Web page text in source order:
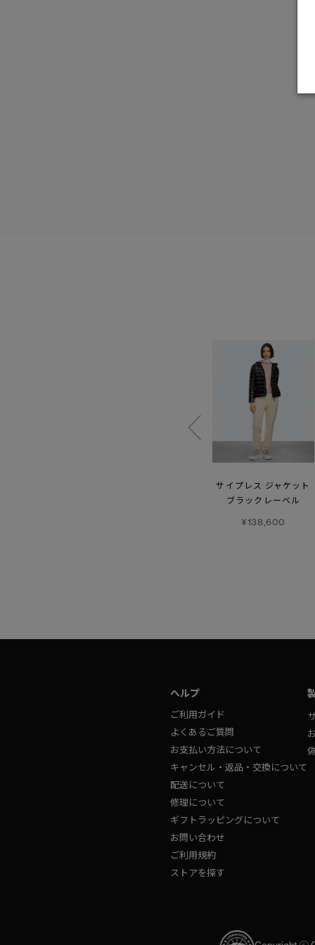
サイプレス ジャケット
ブラックレーベル
¥138,600
ヘルプ
ご利用ガイド
よくあるご質問
お支払い方法について
キャンセル・返品・交換について
配送について
修理について
ギフトラッピングについて
お問い合わせ
ご利用規約
ストアを探す